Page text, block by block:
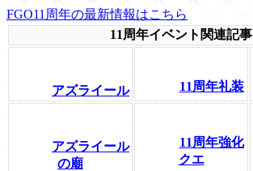
FGO11周年の最新情報はこちら
11周年イベント関連記事
アズライール 11周年礼装
アズライール
の廟
11周年強化
クエ